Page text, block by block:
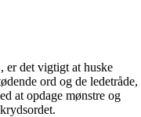
det vigtigt at huske
ord og de ledetråde,
at opdage mønstre og